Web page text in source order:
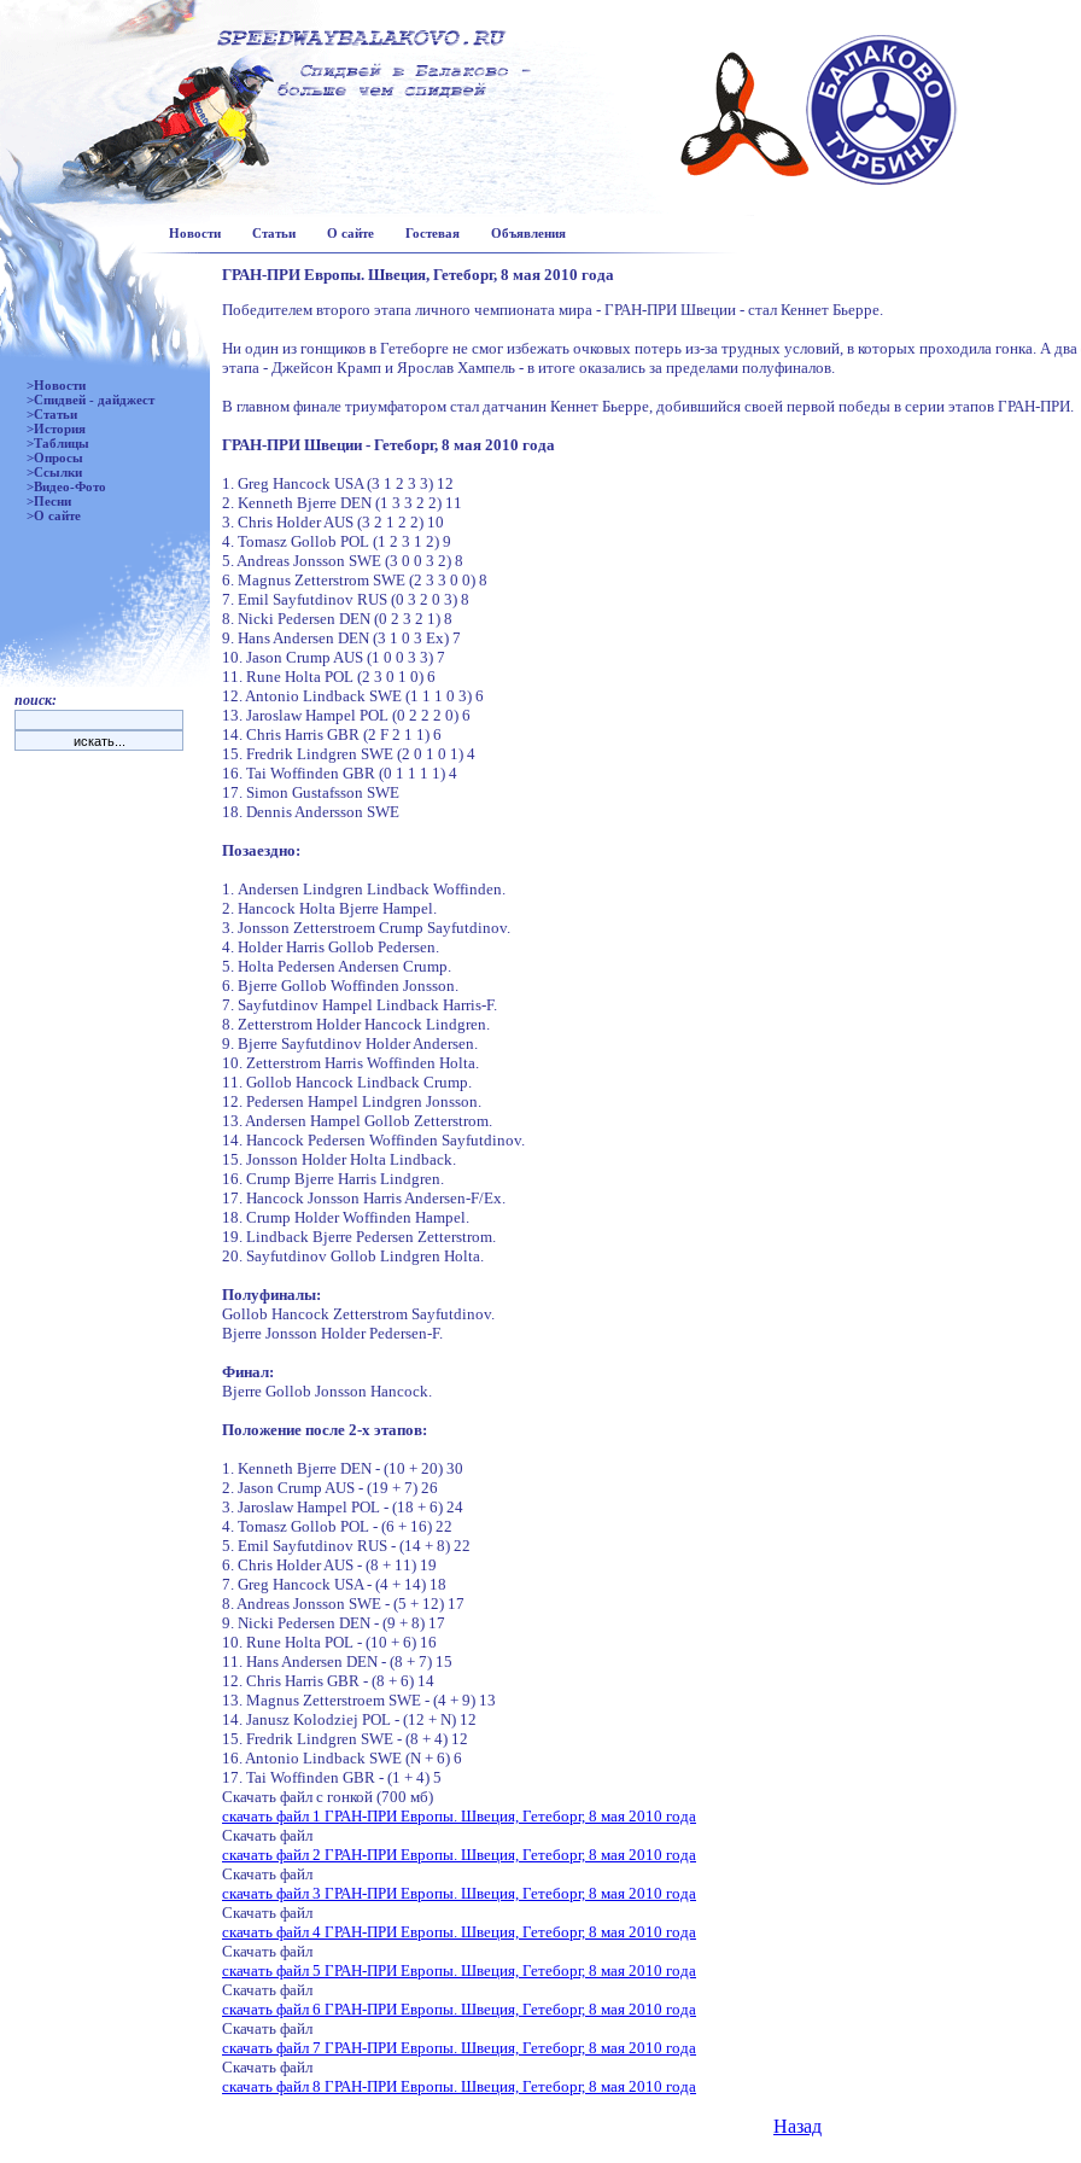
Новости Статьи О сайте Гостевая Объявления
>Новости
>Спидвей - дайджест
>Статьи
>История
>Таблицы
>Опросы
>Ссылки
>Видео-Фото
>Песни
>О сайте
поиск:
ГРАН-ПРИ Европы. Швеция, Гетеборг, 8 мая 2010 года
Победителем второго этапа личного чемпионата мира - ГРАН-ПРИ Швеции - стал Кеннет Бьерре.
Ни один из гонщиков в Гетеборге не смог избежать очковых потерь из-за трудных условий, в которых проходила гонка. А
этапа - Джейсон Крамп и Ярослав Хампель - в итоге оказались за пределами полуфиналов.
В главном финале триумфатором стал датчанин Кеннет Бьерре, добившийся своей первой победы в серии этапов ГРАН-ПРИ.
ГРАН-ПРИ Швеции - Гетеборг, 8 мая 2010 года
1. Greg Hancock USA (3 1 2 3 3) 12
2. Kenneth Bjerre DEN (1 3 3 2 2) 11
3. Chris Holder AUS (3 2 1 2 2) 10
4. Tomasz Gollob POL (1 2 3 1 2) 9
5. Andreas Jonsson SWE (3 0 0 3 2) 8
6. Magnus Zetterstrom SWE (2 3 3 0 0) 8
7. Emil Sayfutdinov RUS (0 3 2 0 3) 8
8. Nicki Pedersen DEN (0 2 3 2 1) 8
9. Hans Andersen DEN (3 1 0 3 Ex) 7
10. Jason Crump AUS (1 0 0 3 3) 7
11. Rune Holta POL (2 3 0 1 0) 6
12. Antonio Lindback SWE (1 1 1 0 3) 6
13. Jaroslaw Hampel POL (0 2 2 2 0) 6
14. Chris Harris GBR (2 F 2 1 1) 6
15. Fredrik Lindgren SWE (2 0 1 0 1) 4
16. Tai Woffinden GBR (0 1 1 1 1) 4
17. Simon Gustafsson SWE
18. Dennis Andersson SWE
Позаездно:
1. Andersen Lindgren Lindback Woffinden.
2. Hancock Holta Bjerre Hampel.
3. Jonsson Zetterstroem Crump Sayfutdinov.
4. Holder Harris Gollob Pedersen.
5. Holta Pedersen Andersen Crump.
6. Bjerre Gollob Woffinden Jonsson.
7. Sayfutdinov Hampel Lindback Harris-F.
8. Zetterstrom Holder Hancock Lindgren.
9. Bjerre Sayfutdinov Holder Andersen.
10. Zetterstrom Harris Woffinden Holta.
11. Gollob Hancock Lindback Crump.
12. Pedersen Hampel Lindgren Jonsson.
13. Andersen Hampel Gollob Zetterstrom.
14. Hancock Pedersen Woffinden Sayfutdinov.
15. Jonsson Holder Holta Lindback.
16. Crump Bjerre Harris Lindgren.
17. Hancock Jonsson Harris Andersen-F/Ex.
18. Crump Holder Woffinden Hampel.
19. Lindback Bjerre Pedersen Zetterstrom.
20. Sayfutdinov Gollob Lindgren Holta.
Полуфиналы:
Gollob Hancock Zetterstrom Sayfutdinov.
Bjerre Jonsson Holder Pedersen-F.
Финал:
Bjerre Gollob Jonsson Hancock.
Положение после 2-х этапов:
1. Kenneth Bjerre DEN - (10 + 20) 30
2. Jason Crump AUS - (19 + 7) 26
3. Jaroslaw Hampel POL - (18 + 6) 24
4. Tomasz Gollob POL - (6 + 16) 22
5. Emil Sayfutdinov RUS - (14 + 8) 22
6. Chris Holder AUS - (8 + 11) 19
7. Greg Hancock USA - (4 + 14) 18
8. Andreas Jonsson SWE - (5 + 12) 17
9. Nicki Pedersen DEN - (9 + 8) 17
10. Rune Holta POL - (10 + 6) 16
11. Hans Andersen DEN - (8 + 7) 15
12. Chris Harris GBR - (8 + 6) 14
13. Magnus Zetterstroem SWE - (4 + 9) 13
14. Janusz Kolodziej POL - (12 + N) 12
15. Fredrik Lindgren SWE - (8 + 4) 12
16. Antonio Lindback SWE (N + 6) 6
17. Tai Woffinden GBR - (1 + 4) 5
Скачать файл с гонкой (700 мб)
скачать файл 1 ГРАН-ПРИ Европы. Швеция, Гетеборг, 8 мая 2010 года
Скачать файл
скачать файл 2 ГРАН-ПРИ Европы. Швеция, Гетеборг, 8 мая 2010 года
Скачать файл
скачать файл 3 ГРАН-ПРИ Европы. Швеция, Гетеборг, 8 мая 2010 года
Скачать файл
скачать файл 4 ГРАН-ПРИ Европы. Швеция, Гетеборг, 8 мая 2010 года
Скачать файл
скачать файл 5 ГРАН-ПРИ Европы. Швеция, Гетеборг, 8 мая 2010 года
Скачать файл
скачать файл 6 ГРАН-ПРИ Европы. Швеция, Гетеборг, 8 мая 2010 года
Скачать файл
скачать файл 7 ГРАН-ПРИ Европы. Швеция, Гетеборг, 8 мая 2010 года
Скачать файл
скачать файл 8 ГРАН-ПРИ Европы. Швеция, Гетеборг, 8 мая 2010 года
Назад